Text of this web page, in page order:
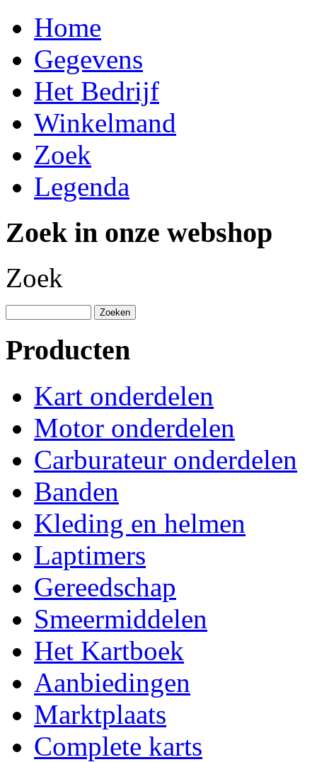
Home
Gegevens
Het Bedrijf
Winkelmand
Zoek
Legenda
Zoek in onze webshop
Zoek
Producten
Kart onderdelen
Motor onderdelen
Carburateur onderdelen
Banden
Kleding en helmen
Laptimers
Gereedschap
Smeermiddelen
Het Kartboek
Aanbiedingen
Marktplaats
Complete karts